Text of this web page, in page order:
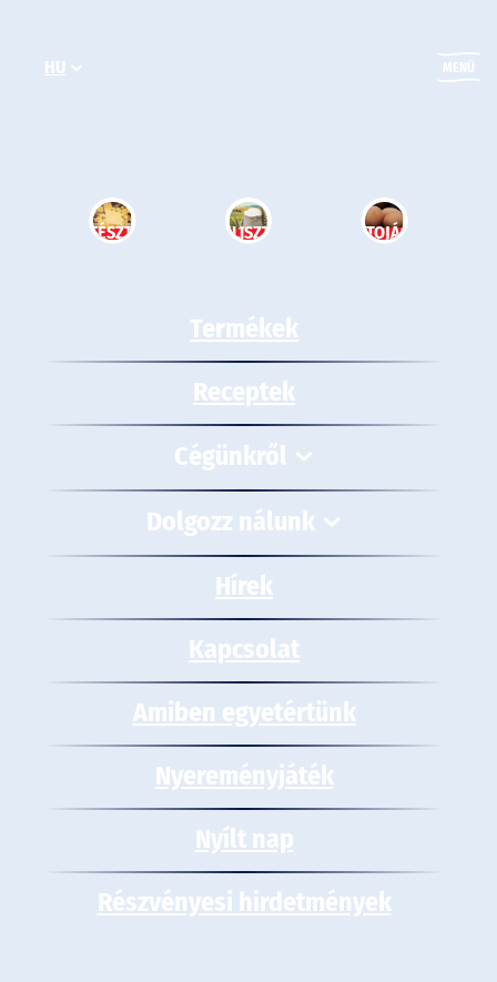
tartalomhoz
HU MENÜ
TÉSZTA LISZT TOJÁS
Termékek
Receptek
Cégünkről
Dolgozz nálunk
Hírek
Kapcsolat
Amiben egyetértünk
Nyereményjáték
Nyílt nap
Részvényesi hirdetmények